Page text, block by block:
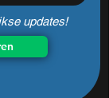
updates!